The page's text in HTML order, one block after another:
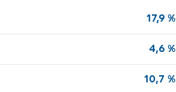
17,9 %
4,6 %
10,7 %